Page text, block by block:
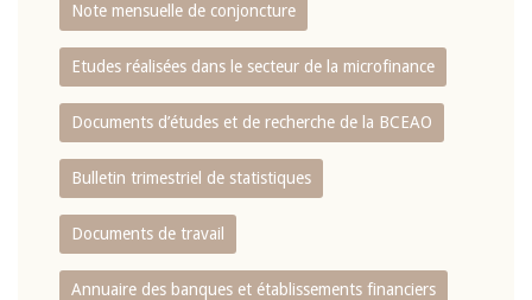
Note mensuelle de conjoncture
Etudes réalisées dans le secteur de la microfinance
Documents d’études et de recherche de la BCEAO
Bulletin trimestriel de statistiques
Documents de travail
Annuaire des banques et établissements financiers